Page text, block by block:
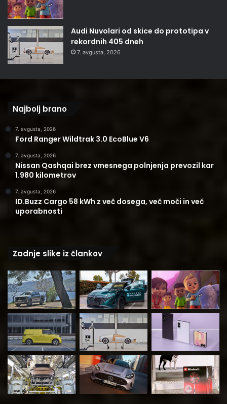
Audi Nuvolari od skice do prototipa v
rekordnih 405 dneh
7. avgusta, 2026
Najbolj brano
7. avgusta, 2026
Ford Ranger Wildtrak 3.0 EcoBlue V6
7. avgusta, 2026
Nissan Qashqai brez vmesnega polnjenja prevozil kar
1.980 kilometrov
7. avgusta, 2026
ID.Buzz Cargo 58 kWh z več dosega, več moči in več
uporabnosti
Zadnje slike iz člankov